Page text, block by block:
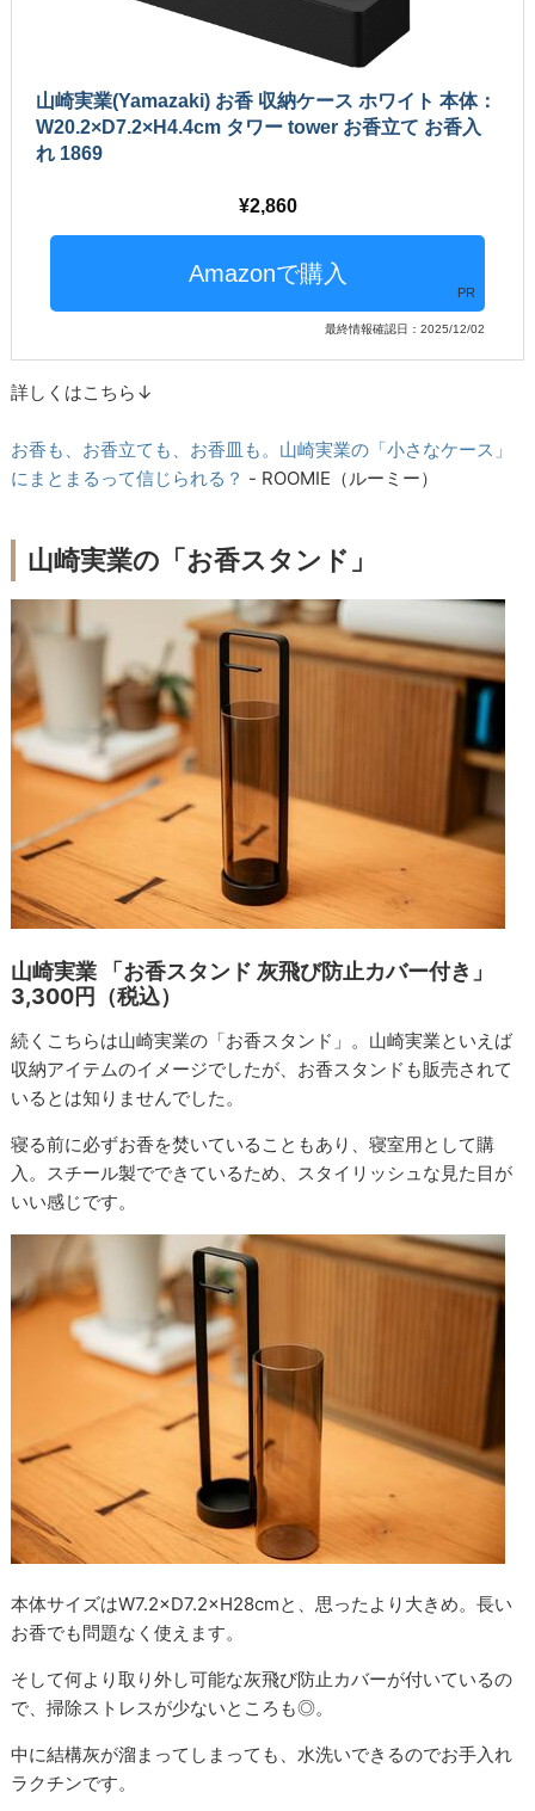
山崎実業(Yamazaki) お香 収納ケース ホワイト 本体：
W20.2×D7.2×H4.4cm タワー tower お香立て お香入
れ 1869
2,860
PR
最終情報確認日：2025/12/02
詳しくはこちら↓
お香も、お香立ても、お香皿も。山崎実業の「小さなケース」
にまとまるって信じられる？ - ROOMIE（ルーミー）
山崎実業の「お香スタンド」
山崎実業 「お香スタンド 灰飛び防止カバー付き」
3,300円（税込）
続くこちらは山崎実業の「お香スタンド」。山崎実業といえば
収納アイテムのイメージでしたが、お香スタンドも販売されて
いるとは知りませんでした。
寝る前に必ずお香を焚いていることもあり、寝室用として購
入。スチール製でできているため、スタイリッシュな見た目が
いい感じです。
本体サイズはW7.2×D7.2×H28cmと、思ったより大きめ。長い
お香でも問題なく使えます。
そして何より取り外し可能な灰飛び防止カバーが付いているの
で、掃除ストレスが少ないところも◎。
中に結構灰が溜まってしまっても、水洗いできるのでお手入れ
ラクチンです。